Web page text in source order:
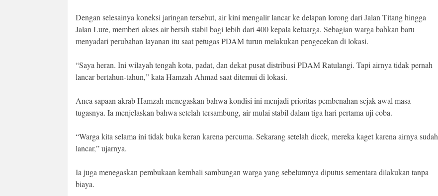
Dengan selesainya koneksi jaringan tersebut, air kini mengalir lancar ke delapan lorong dari Jalan Titang hingga
Jalan Lure, memberi akses air bersih stabil bagi lebih dari 400 kepala keluarga. Sebagian warga bahkan baru
menyadari perubahan layanan itu saat petugas PDAM turun melakukan pengecekan di lokasi.
“Saya heran. Ini wilayah tengah kota, padat, dan dekat pusat distribusi PDAM Ratulangi. Tapi airnya tidak pernah
lancar bertahun-tahun,” kata Hamzah Ahmad saat ditemui di lokasi.
Anca sapaan akrab Hamzah menegaskan bahwa kondisi ini menjadi prioritas pembenahan sejak awal masa
tugasnya. Ia menjelaskan bahwa setelah tersambung, air mulai stabil dalam tiga hari pertama uji coba.
“Warga kita selama ini tidak buka keran karena percuma. Sekarang setelah dicek, mereka kaget karena airnya sudah
lancar,” ujarnya.
Ia juga menegaskan pembukaan kembali sambungan warga yang sebelumnya diputus sementara dilakukan tanpa
biaya.